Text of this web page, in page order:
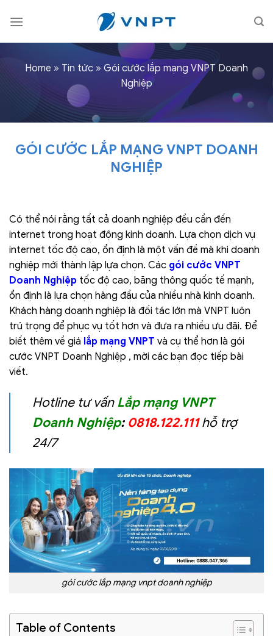
Home » Tin tức » Gói cước lắp mạng VNPT Doanh
Nghiệp
GÓI CƯỚC LẮP MẠNG VNPT DOANH
NGHIỆP
Có thể nói rằng tất cả doanh nghiệp đều cần đến
internet trong hoạt động kinh doanh. Lựa chọn dịch vụ
internet tốc độ cao, ổn định là một vấn đề mà khi doanh
nghiệp mới thành lập lựa chọn. Các gói cước VNPT
Doanh Nghiệp tốc độ cao, băng thông quốc tế mạnh,
ổn định là lựa chọn hàng đầu của nhiều nhà kinh doanh.
Khách hàng doanh nghiệp là đối tác lớn mà VNPT luôn
trú trọng để phục vụ tốt hơn và đưa ra nhiều ưu đãi. Để
biết thêm về giá lắp mạng VNPT và cụ thể hơn là gói
cước VNPT Doanh Nghiệp , mời các bạn đọc tiếp bài
viết.
Hotline tư vấnLắp mạng VNPT
Doanh Nghiệp:0818.122.111hỗ trợ
24/7
gói cước lắp mạng vnpt doanh nghiệp
Table of Contents